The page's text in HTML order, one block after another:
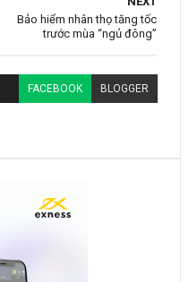
Bảo hiểm nhân thọ tăng tốc
trước mùa “ngủ đông”
FACEBOOK BLOGGER